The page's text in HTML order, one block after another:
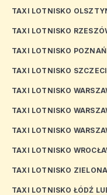
TAXI LOTNISKO
TAXI LOTNISKO
TAXI LOTNISKO
TAXI LOTNISKO
TAXI LOTNISKO
TAXI LOTNISKO
TAXI LOTNISKO
TAXI LOTNISKO
TAXI LOTNISKO
TAXI LOTNISKO ŁÓDŹ